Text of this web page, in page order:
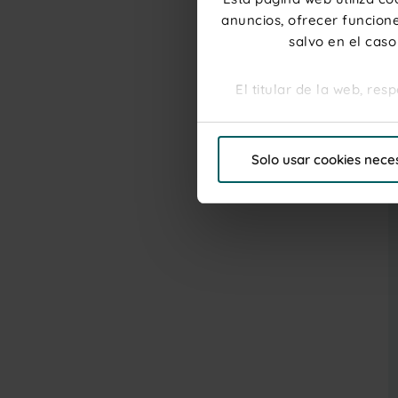
anuncios, ofrecer
salvo en el
El titular de la web,
Por favor, haga clic en
"Personalizar"para
Solo usar cookies